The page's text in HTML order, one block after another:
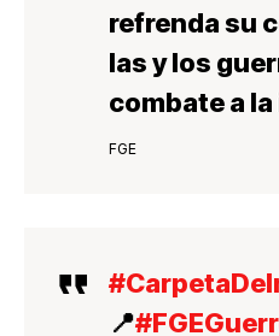
refrenda su
las y los
combate a
FGE
📍